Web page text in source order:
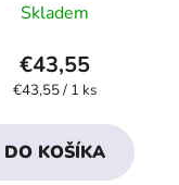
hodnotenie
produktu
je
z
Skladem
€43,55
Jednotková
€43,55 / 1 ks
DO KOŠÍKA